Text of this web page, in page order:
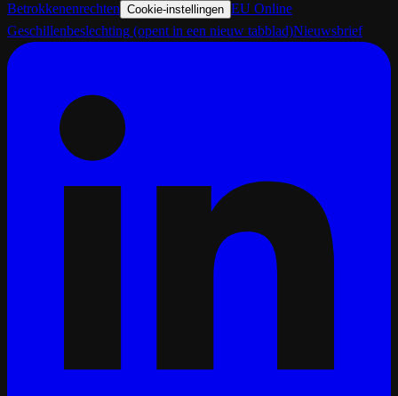
Betrokkenenrechten Cookie-instellingen EU Online
Geschillenbeslechting (opent in een nieuw tabblad)Nieuwsbrief